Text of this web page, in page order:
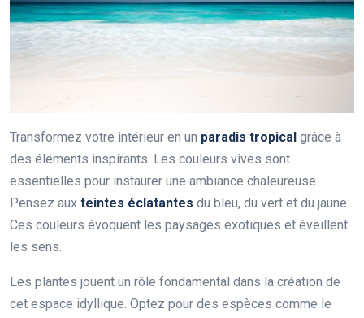
Transformez votre intérieur en un paradis tropical grâce à
des éléments inspirants. Les couleurs vives sont
essentielles pour instaurer une ambiance chaleureuse.
Pensez aux teintes éclatantes du bleu, du vert et du jaune.
Ces couleurs évoquent les paysages exotiques et éveillent
les sens.
Les plantes jouent un rôle fondamental dans la création de
cet espace idyllique. Optez pour des espèces comme le